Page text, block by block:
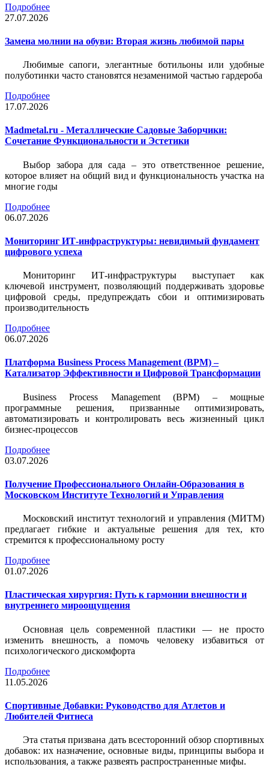
Подробнее
27.07.2026
Замена молнии на обуви: Вторая жизнь любимой пары
Любимые сапоги, элегантные ботильоны или удобные
полуботинки часто становятся незаменимой частью гардероба
Подробнее
17.07.2026
Madmetal.ru - Металлические Садовые Заборчики:
Сочетание Функциональности и Эстетики
Выбор забора для сада – это ответственное решение,
которое влияет на общий вид и функциональность участка на
многие годы
Подробнее
06.07.2026
Мониторинг ИТ-инфраструктуры: невидимый фундамент
цифрового успеха
Мониторинг ИТ-инфраструктуры выступает как
ключевой инструмент, позволяющий поддерживать здоровье
цифровой среды, предупреждать сбои и оптимизировать
производительность
Подробнее
06.07.2026
Платформа Business Process Management (BPM) –
Катализатор Эффективности и Цифровой Трансформации
Business Process Management (BPM) – мощные
программные решения, призванные оптимизировать,
автоматизировать и контролировать весь жизненный цикл
бизнес-процессов
Подробнее
03.07.2026
Получение Профессионального Онлайн-Образования в
Московском Институте Технологий и Управления
Московский институт технологий и управления (МИТМ)
предлагает гибкие и актуальные решения для тех, кто
стремится к профессиональному росту
Подробнее
01.07.2026
Пластическая хирургия: Путь к гармонии внешности и
внутреннего мироощущения
Основная цель современной пластики — не просто
изменить внешность, а помочь человеку избавиться от
психологического дискомфорта
Подробнее
11.05.2026
Спортивные Добавки: Руководство для Атлетов и
Любителей Фитнеса
Эта статья призвана дать всесторонний обзор спортивных
добавок: их назначение, основные виды, принципы выбора и
использования, а также развеять распространенные мифы.